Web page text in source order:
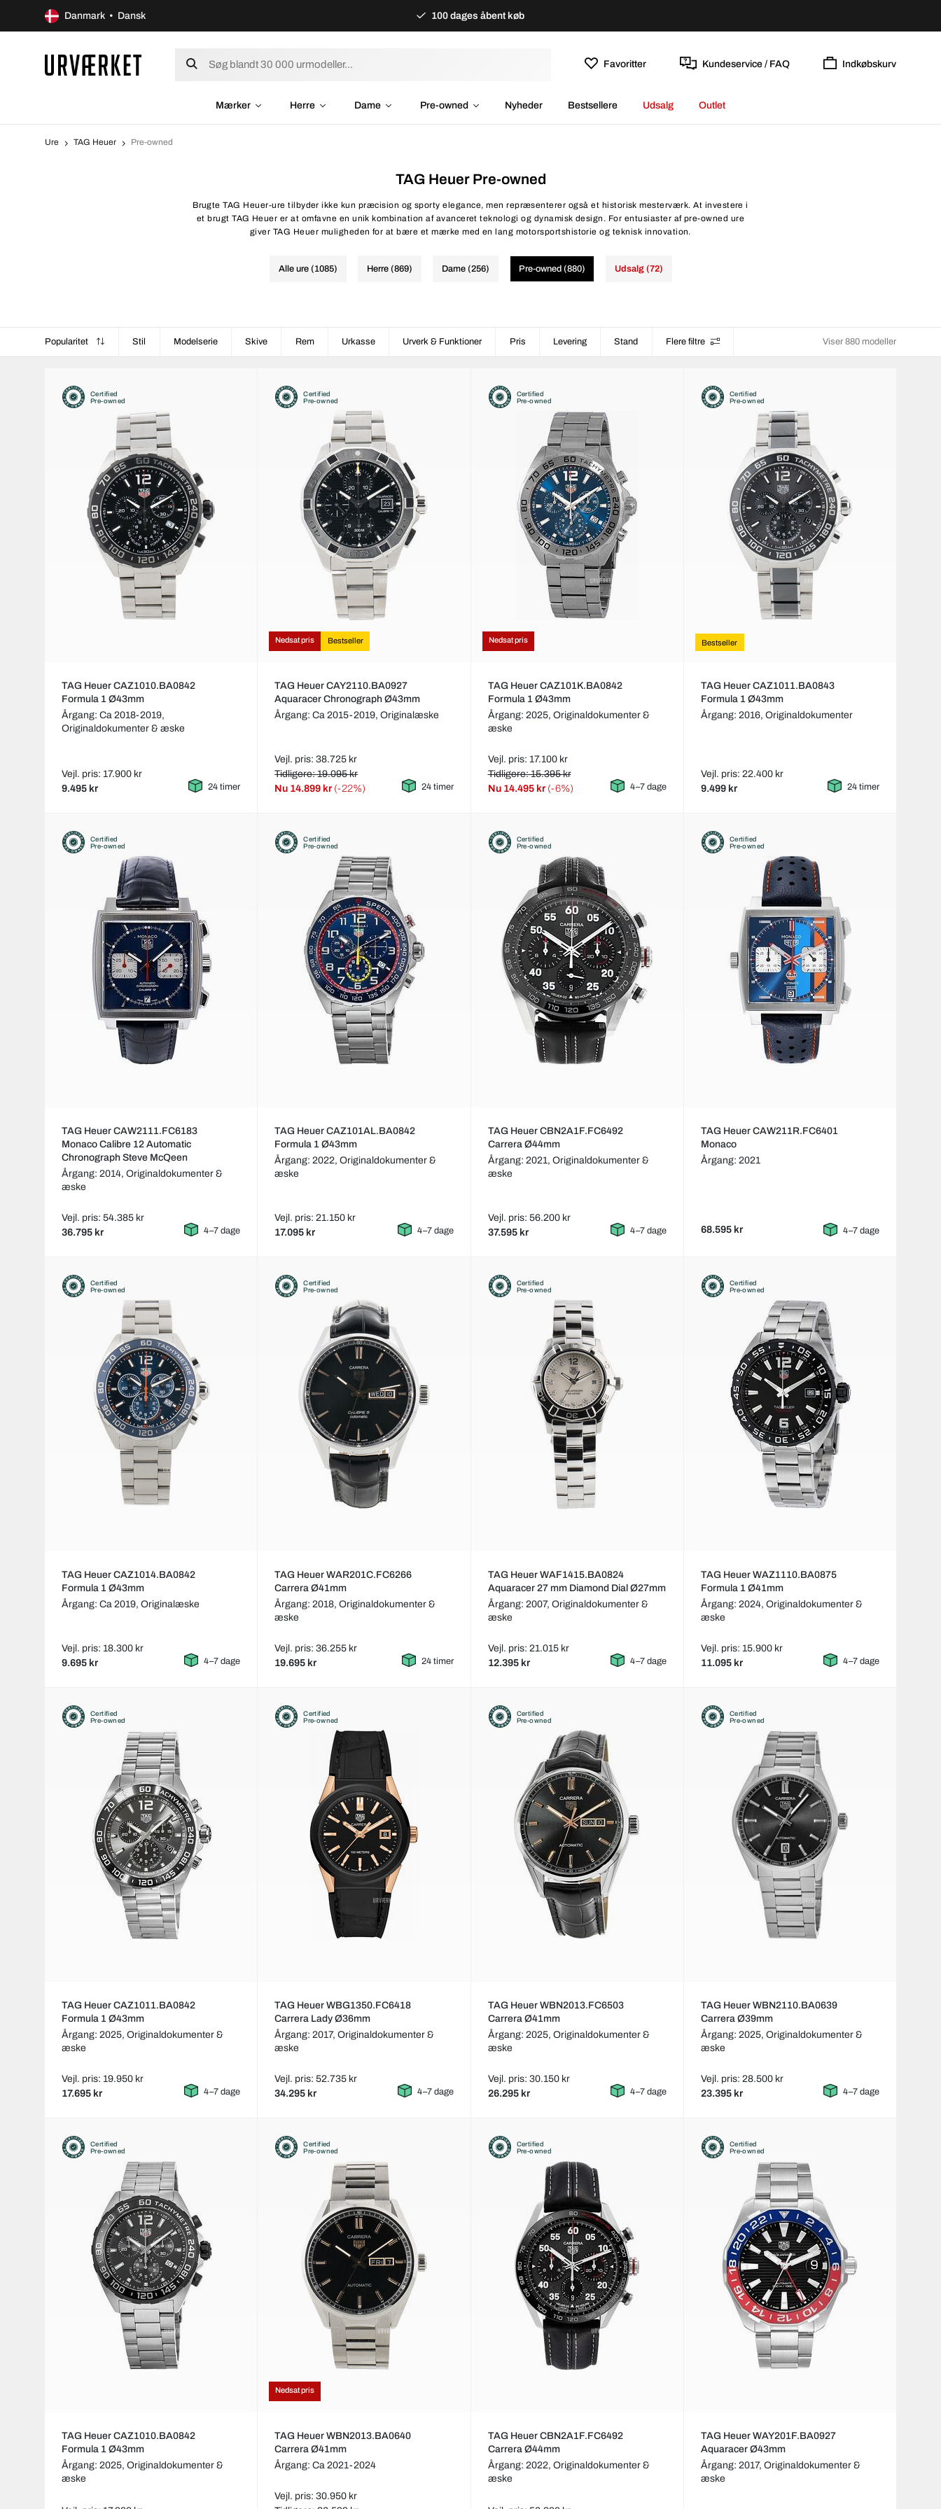
Danmark • Dansk 100 dages åbent køb
Favoritter Kundeservice / FAQ Indkøbskurv
Mærker Herre Dame Pre-owned Nyheder Bestsellere Udsalg Outlet
Ure TAG Heuer Pre-owned
TAG Heuer Pre-owned
Brugte TAG Heuer-ure tilbyder ikke kun præcision og sporty elegance, men repræsenterer også et historisk mesterværk. At investere i
et brugt TAG Heuer er at omfavne en unik kombination af avanceret teknologi og dynamisk design. For entusiaster af pre-owned ure
giver TAG Heuer muligheden for at bære et mærke med en lang motorsportshistorie og teknisk innovation.
Alle ure (1085) Herre (869) Dame (256) Pre-owned (880) Udsalg (72)
Popularitet Stil Modelserie Skive Rem Urkasse Urverk & Funktioner Pris Levering Stand Flere filtre Viser 880 modeller
Certified
Pre-owned
TAG Heuer CAZ1010.BA0842
Formula 1 Ø43mm
Årgang: Ca 2018-2019,
Originaldokumenter & æske
Vejl. pris: 17.900 kr
9.495 kr 24 timer
Certified
Pre-owned
Nedsat pris Bestseller
TAG Heuer CAY2110.BA0927
Aquaracer Chronograph Ø43mm
Årgang: Ca 2015-2019,Originalæske
Vejl. pris: 38.725 kr
Tidligere: 19.095 kr
Nu 14.899 kr (-22%) 24 timer
Certified
Pre-owned
Nedsat pris
TAG Heuer CAZ101K.BA0842
Formula 1 Ø43mm
Årgang: 2025, Originaldokumenter &
æske
Vejl. pris: 17.100 kr
Tidligere: 15.395 kr
Nu 14.495 kr (-6%) 4–7 dage
Certified
Pre-owned
Bestseller
TAG Heuer CAZ1011.BA0843
Formula 1 Ø43mm
Årgang: 2016, Originaldokumenter
Vejl. pris: 22.400 kr
9.499 kr 24 timer
Certified
Pre-owned
TAG Heuer CAW2111.FC6183
Monaco Calibre 12 Automatic
Chronograph Steve McQeen
Årgang: 2014, Originaldokumenter &
æske
Vejl. pris: 54.385 kr
36.795 kr 4–7 dage
Certified
Pre-owned
TAG Heuer CAZ101AL.BA0842
Formula 1 Ø43mm
Årgang: 2022,Originaldokumenter &
æske
Vejl. pris: 21.150 kr
17.095 kr 4–7 dage
Certified
Pre-owned
TAG Heuer CBN2A1F.FC6492
Carrera Ø44mm
Årgang: 2021, Originaldokumenter &
æske
Vejl. pris: 56.200 kr
37.595 kr 4–7 dage
Certified
Pre-owned
TAG Heuer CAW211R.FC6401
Monaco
Årgang: 2021
68.595 kr 4–7 dage
Certified
Pre-owned
TAG Heuer CAZ1014.BA0842
Formula 1 Ø43mm
Årgang: Ca 2019, Originalæske
Vejl. pris: 18.300 kr
9.695 kr 4–7 dage
Certified
Pre-owned
TAG Heuer WAR201C.FC6266
Carrera Ø41mm
Årgang: 2018,Originaldokumenter &
æske
Vejl. pris: 36.255 kr
19.695 kr 24 timer
Certified
Pre-owned
TAG Heuer WAF1415.BA0824
Aquaracer 27 mm Diamond Dial Ø27mm
Årgang: 2007, Originaldokumenter &
æske
Vejl. pris: 21.015 kr
12.395 kr 4–7 dage
Certified
Pre-owned
TAG Heuer WAZ1110.BA0875
Formula 1 Ø41mm
Årgang: 2024, Originaldokumenter &
æske
Vejl. pris: 15.900 kr
11.095 kr 4–7 dage
Certified
Pre-owned
TAG Heuer CAZ1011.BA0842
Formula 1 Ø43mm
Årgang: 2025, Originaldokumenter &
æske
Vejl. pris: 19.950 kr
17.695 kr 4–7 dage
Certified
Pre-owned
TAG Heuer WBG1350.FC6418
Carrera Lady Ø36mm
Årgang: 2017,Originaldokumenter &
æske
Vejl. pris: 52.735 kr
34.295 kr 4–7 dage
Certified
Pre-owned
TAG Heuer WBN2013.FC6503
Carrera Ø41mm
Årgang: 2025, Originaldokumenter &
æske
Vejl. pris: 30.150 kr
26.295 kr 4–7 dage
Certified
Pre-owned
TAG Heuer WBN2110.BA0639
Carrera Ø39mm
Årgang: 2025, Originaldokumenter &
æske
Vejl. pris: 28.500 kr
23.395 kr 4–7 dage
Certified
Pre-owned
TAG Heuer CAZ1010.BA0842
Formula 1 Ø43mm
Årgang: 2025, Originaldokumenter &
æske
Certified
Pre-owned
Nedsat pris
TAG Heuer WBN2013.BA0640
Carrera Ø41mm
Årgang: Ca 2021-2024
Vejl. pris: 30.950 kr
Certified
Pre-owned
TAG Heuer CBN2A1F.FC6492
Carrera Ø44mm
Årgang: 2022, Originaldokumenter &
æske
Certified
Pre-owned
TAG Heuer WAY201F.BA0927
Aquaracer Ø43mm
Årgang: 2017, Originaldokumenter &
æske